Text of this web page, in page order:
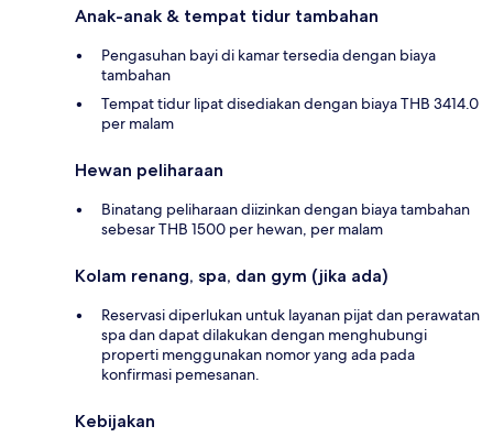
Anak-anak & tempat tidur tambahan
Pengasuhan bayi di kamar tersedia dengan biaya
tambahan
Tempat tidur lipat disediakan dengan biaya THB 3414.0
per malam
Hewan peliharaan
Binatang peliharaan diizinkan dengan biaya tambahan
sebesar THB 1500 per hewan, per malam
Kolam renang, spa, dan gym (jika ada)
Reservasi diperlukan untuk layanan pijat dan perawatan
spa dan dapat dilakukan dengan menghubungi
properti menggunakan nomor yang ada pada
konfirmasi pemesanan.
Kebijakan